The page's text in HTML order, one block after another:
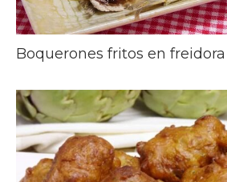
Boquerones fritos en